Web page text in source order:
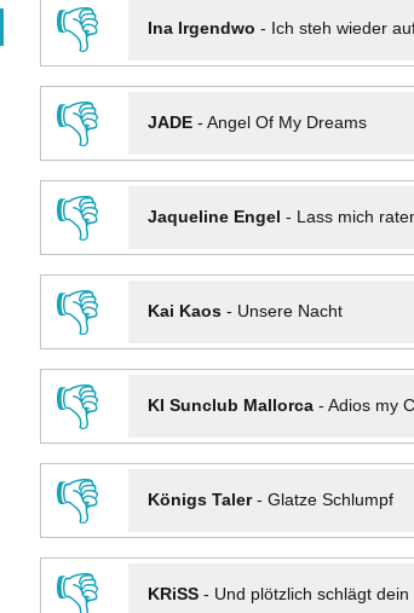
👎
Ina Irgendwo - Ich steh wieder
👎
JADE- Angel Of My Dreams
👎
Jaqueline Engel - Lass mich
👎
Kai Kaos- Unsere Nacht
👎
KI Sunclub Mallorca- Adios my
👎
Königs Taler- Glatze Schlumpf
👎
KRiSS- Und plötzlich schlägt